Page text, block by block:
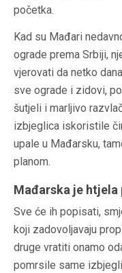
početka.
Kad su Mađari
ograde prema Srbiji,
vjerovati da netko
sve ograde i zidovi,
šutjeli i marljivo
izbjeglica iskoristile
upale u Mađarsku,
planom.
Mađarska je
Sve će ih popisati,
koji zadovoljavaju
druge vratiti onamo
pomrsile same